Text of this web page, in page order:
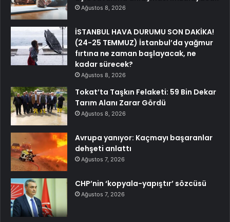
Ağustos 8, 2026
İSTANBUL HAVA DURUMU SON DAKİKA!
(24-25 TEMMUZ) İstanbul’da yağmur
fırtına ne zaman başlayacak, ne
kadar sürecek?
Ağustos 8, 2026
Tokat’ta Taşkın Felaketi: 59 Bin Dekar
Tarım Alanı Zarar Gördü
Ağustos 8, 2026
Avrupa yanıyor: Kaçmayı başaranlar
dehşeti anlattı
Ağustos 7, 2026
CHP’nin ‘kopyala-yapıştır’ sözcüsü
Ağustos 7, 2026